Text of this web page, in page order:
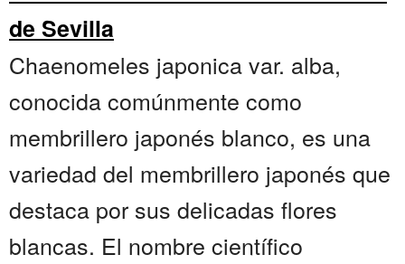
de Sevilla
Chaenomeles japonica var. alba,
conocida comúnmente como
membrillero japonés blanco, es una
variedad del membrillero japonés que
destaca por sus delicadas flores
blancas. El nombre científico